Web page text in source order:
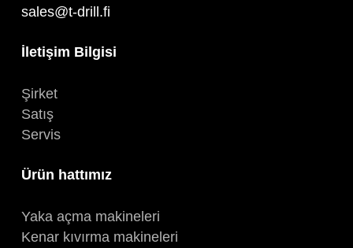
sales@t-drill.fi
İletişim Bilgisi
Şirket
Satış
Servis
Ürün hattımız
Yaka açma makineleri
Kenar kıvırma makineleri